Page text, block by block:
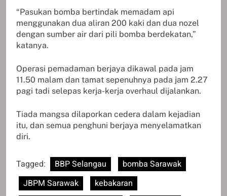
“Pasukan bomba bertindak memadam api
menggunakan dua aliran 200 kaki dan dua nozel
dengan sumber air dari pili bomba berdekatan,”
katanya.
Operasi pemadaman berjaya dikawal pada jam
11.50 malam dan tamat sepenuhnya pada jam 2.27
pagi tadi selepas kerja-kerja overhaul dijalankan.
Tiada mangsa dilaporkan cedera dalam kejadian
itu, dan semua penghuni berjaya menyelamatkan
diri.
Tagged: BBP Selangau
bomba Sarawak
JBPM Sarawak
kebakaran